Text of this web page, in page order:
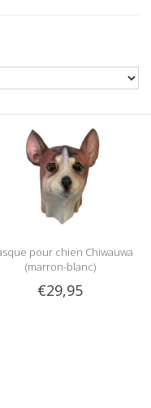
pour chien Chiwauwa
(marron-blanc)
€29,95